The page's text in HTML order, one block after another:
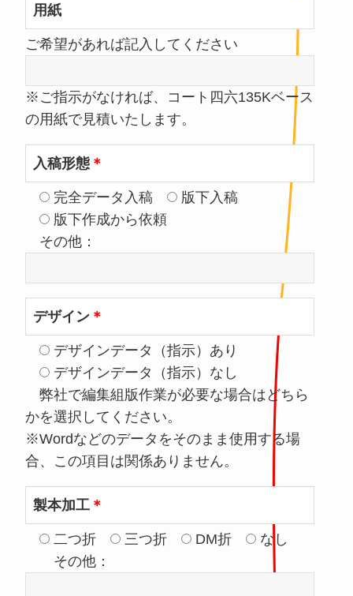
用紙
ご希望があれば記入してください
※ご指示がなければ、コート四六135Kベース
の用紙で見積いたします。
入稿形態 ＊
完全データ入稿
版下入稿
版下作成から依頼
その他：
デザイン ＊
デザインデータ（指示）あり
デザインデータ（指示）なし
弊社で編集組版作業が必要な場合はどちら
かを選択してください。
※Wordなどのデータをそのまま使用する場
合、この項目は関係ありません。
製本加工 ＊
二つ折 三つ折 DM折
なし
その他：